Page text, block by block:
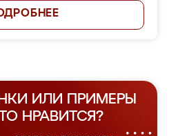
ИЛИ ПРИМЕРЫ
НРАВИТСЯ?